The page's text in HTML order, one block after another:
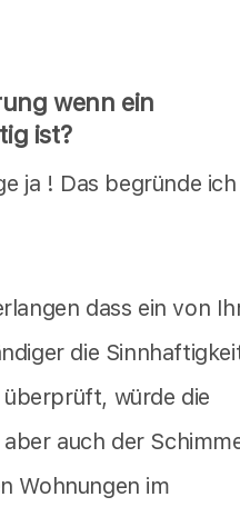
wenn ein
ist?
ja ! Das begründe
dass ein von
die
würde die
auch der
Wohnungen im